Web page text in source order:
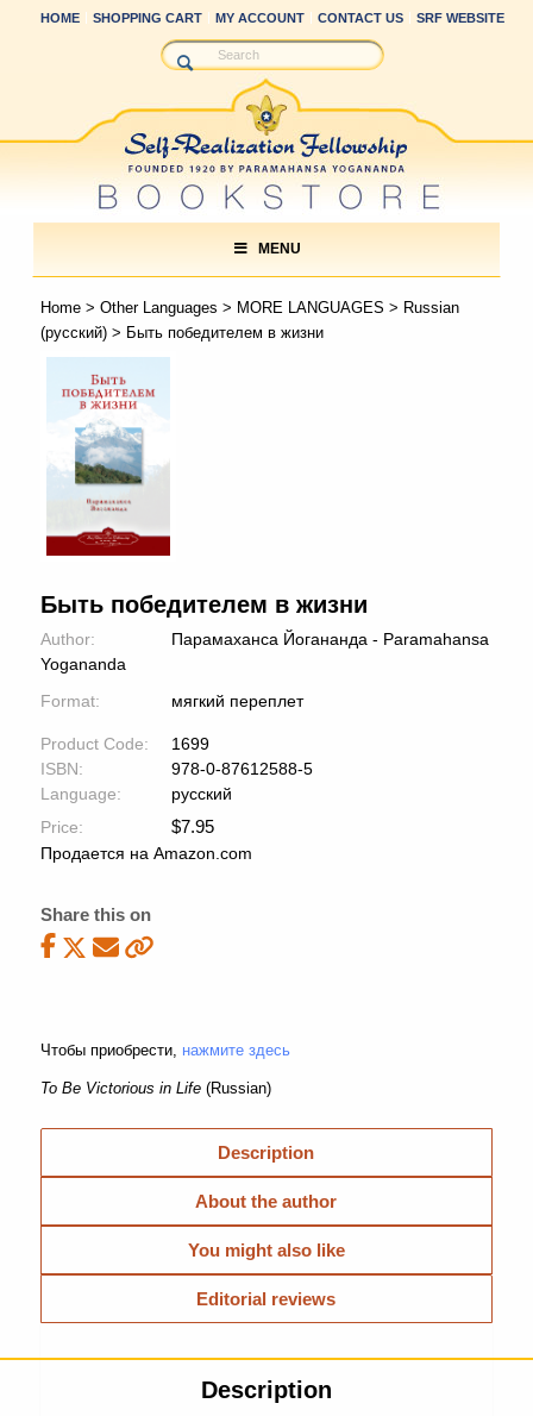
HOME SHOPPING CART MY ACCOUNT CONTACT US SRF WEBSITE
MENU
Home> Other Languages > MORE LANGUAGES > Russian
(русский)> Быть победителем в жизни
Быть победителем в жизни
Author:
Парамаханса Йогананда - Paramahansa
Yogananda
Format:
мягкий переплет
Product Code:
1699
ISBN:
978-0-87612588-5
Language:
русский
Price:
$7.95
Продается на Amazon.com
Share this on
Чтобы приобрести, нажмите здесь
To Be Victorious in Life(Russian)
Description
About the author
You might also like
Editorial reviews
Description